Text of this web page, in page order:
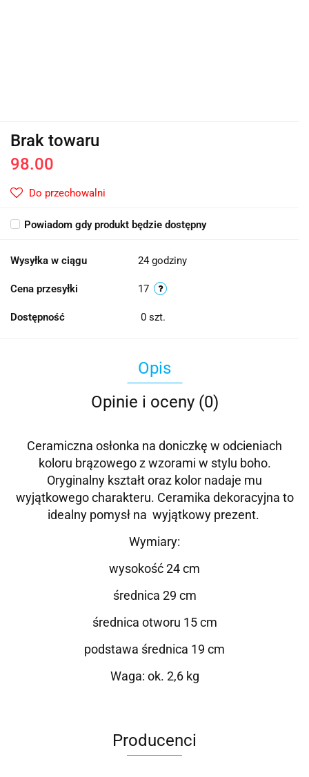
Brak towaru
98.00
Do przechowalni
Powiadom gdy produkt będzie dostępny
Wysyłka w ciągu 24 godziny
Cena przesyłki 17
Dostępność 0 szt.
Opis
Opinie i oceny (0)
Ceramiczna osłonka na doniczkę w odcieniach
koloru brązowego z wzorami w stylu boho.
Oryginalny kształt oraz kolor nadaje mu
wyjątkowego charakteru. Ceramika dekoracyjna to
idealny pomysł na wyjątkowy prezent.
Wymiary:
wysokość 24 cm
średnica 29 cm
średnica otworu 15 cm
podstawa średnica 19 cm
Waga: ok. 2,6 kg
Producenci